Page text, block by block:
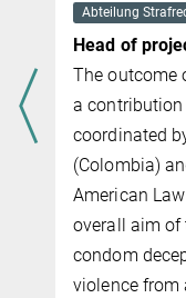
Projekt
Cristina
of this research
to an edited
by the Universidad
and the Network of
Law Scholars (Red
of the book is to
as a form of
a legal